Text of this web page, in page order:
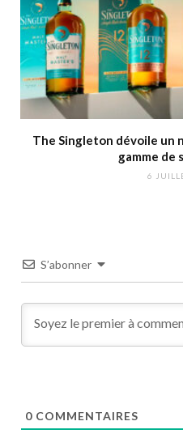
The Singleton dévoile un
gamme de
6
S’abonner
0 COMMENTAIRES